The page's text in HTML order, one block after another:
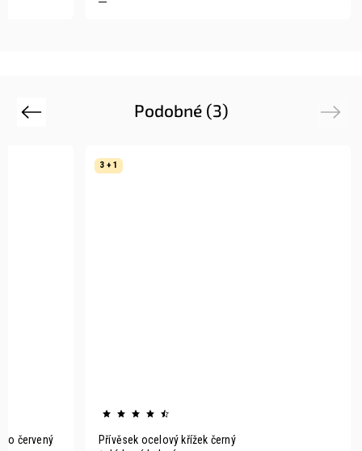
Podobné (3)
Previous
červený
3 + 1
Přívěsek ocelový křížek černý
Next